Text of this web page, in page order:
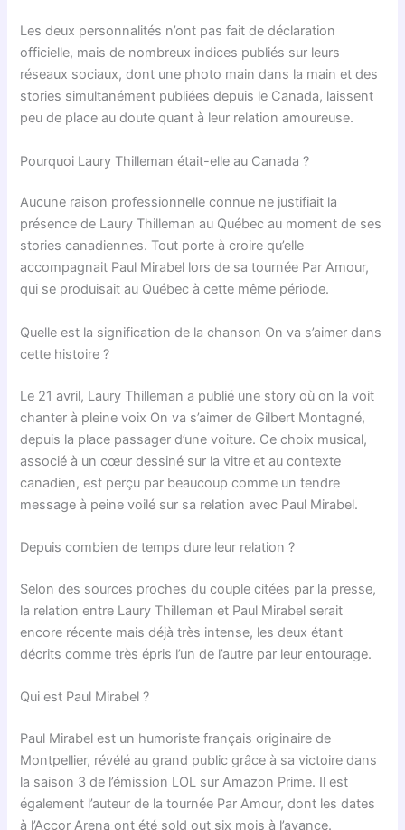
Les deux personnalités n’ont pas fait de déclaration
officielle, mais de nombreux indices publiés sur leurs
réseaux sociaux, dont une photo main dans la main et des
stories simultanément publiées depuis le Canada, laissent
peu de place au doute quant à leur relation amoureuse.
Pourquoi Laury Thilleman était-elle au Canada ?
Aucune raison professionnelle connue ne justifiait la
présence de Laury Thilleman au Québec au moment de ses
stories canadiennes. Tout porte à croire qu’elle
accompagnait Paul Mirabel lors de sa tournée Par Amour,
qui se produisait au Québec à cette même période.
Quelle est la signification de la chanson On va s’aimer dans
cette histoire ?
Le 21 avril, Laury Thilleman a publié une story où on la voit
chanter à pleine voix On va s’aimer de Gilbert Montagné,
depuis la place passager d’une voiture. Ce choix musical,
associé à un cœur dessiné sur la vitre et au contexte
canadien, est perçu par beaucoup comme un tendre
message à peine voilé sur sa relation avec Paul Mirabel.
Depuis combien de temps dure leur relation ?
Selon des sources proches du couple citées par la presse,
la relation entre Laury Thilleman et Paul Mirabel serait
encore récente mais déjà très intense, les deux étant
décrits comme très épris l’un de l’autre par leur entourage.
Qui est Paul Mirabel ?
Paul Mirabel est un humoriste français originaire de
Montpellier, révélé au grand public grâce à sa victoire dans
la saison 3 de l’émission LOL sur Amazon Prime. Il est
également l’auteur de la tournée Par Amour, dont les dates
à l’Accor Arena ont été sold out six mois à l’avance.